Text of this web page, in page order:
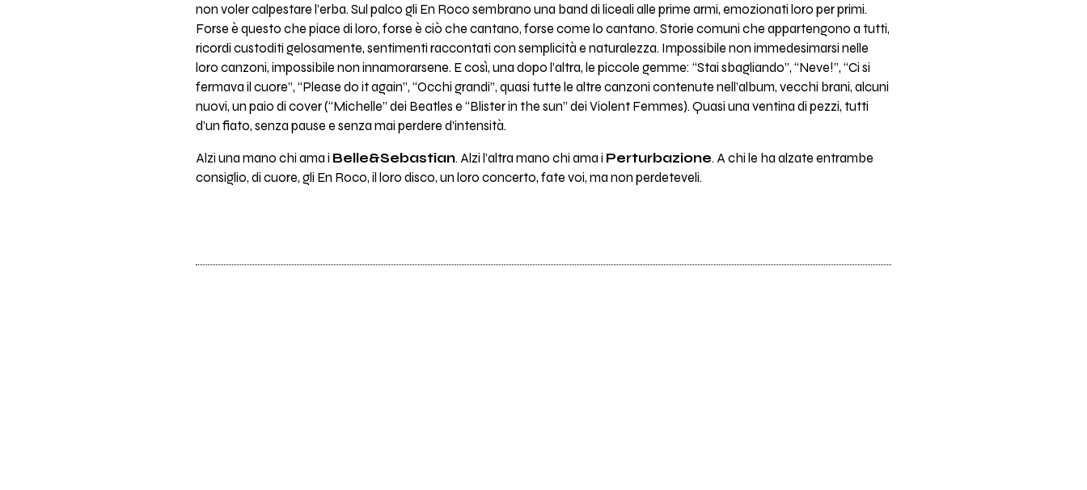
non voler calpestare l’erba. Sul palco gli En Roco sembrano una band di liceali alle prime armi, emozionati loro per primi.
Forse è questo che piace di loro, forse è ciò che cantano, forse come lo cantano. Storie comuni che appartengono a tutti,
ricordi custoditi gelosamente, sentimenti raccontati con semplicità e naturalezza. Impossibile non immedesimarsi nelle
loro canzoni, impossibile non innamorarsene. E così, una dopo l’altra, le piccole gemme: “Stai sbagliando”, “Neve!”, “Ci si
fermava il cuore”, “Please do it again”, “Occhi grandi”, quasi tutte le altre canzoni contenute nell’album, vecchi brani, alcuni
nuovi, un paio di cover (“Michelle” dei Beatles e “Blister in the sun” dei Violent Femmes). Quasi una ventina di pezzi, tutti
d’un fiato, senza pause e senza mai perdere d’intensità.
Alzi una mano chi ama i Belle&Sebastian. Alzi l’altra mano chi ama i Perturbazione. A chi le ha alzate entrambe
consiglio, di cuore, gli En Roco, il loro disco, un loro concerto, fate voi, ma non perdeteveli.